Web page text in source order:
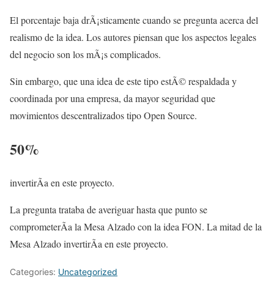
El porcentaje baja drÃ¡sticamente cuando se pregunta acerca del
realismo de la idea. Los autores piensan que los aspectos legales
del negocio son los mÃ¡s complicados.
Sin embargo, que una idea de este tipo estÃ© respaldada y
coordinada por una empresa, da mayor seguridad que
movimientos descentralizados tipo Open Source.
50%
invertirÃ­a en este proyecto.
La pregunta trataba de averiguar hasta que punto se
comprometerÃ­a la Mesa Alzado con la idea FON. La mitad de la
Mesa Alzado invertirÃ­a en este proyecto.
Categories: Uncategorized